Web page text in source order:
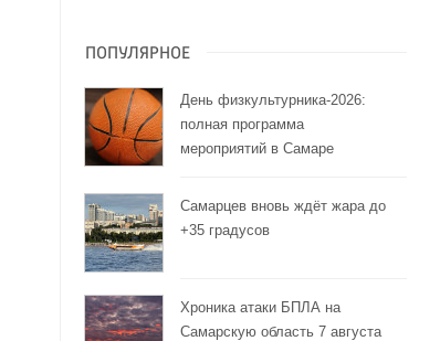
ПОПУЛЯРНОЕ
День физкультурника-2026:
полная программа
мероприятий в Самаре
Самарцев вновь ждёт жара до
+35 градусов
Хроника атаки БПЛА на
Самарскую область 7 августа